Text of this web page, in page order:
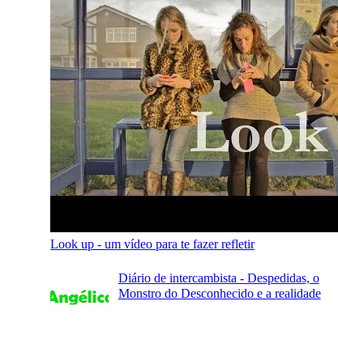
Look up - um vídeo para te fazer refletir
Diário de intercambista - Despedidas, o
Monstro do Desconhecido e a realidade